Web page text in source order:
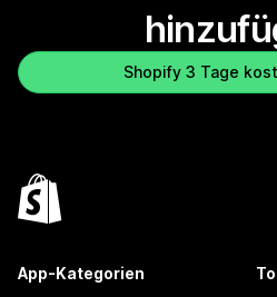
Shopify 3 Tage
App-Kategorien